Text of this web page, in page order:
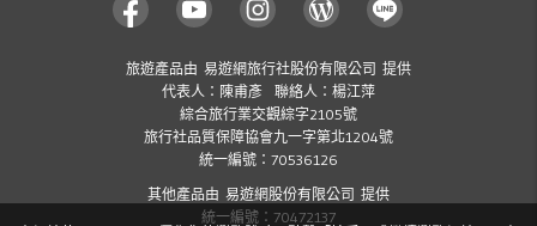
旅遊產品由 易遊網旅行社股份有限公司 提供
代表人：陳甫彥 聯絡人：楊江萍
綜合旅行業交觀綜字2105號
旅行社品質保障協會九一字第北1204號
統一編號：70536126
其他產品由 易遊網股份有限公司 提供
統一編號：70472137